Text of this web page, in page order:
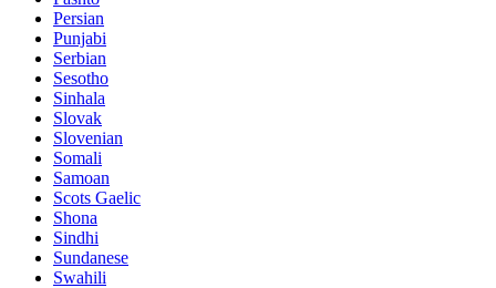
Persian
Punjabi
Serbian
Sesotho
Sinhala
Slovak
Slovenian
Somali
Samoan
Scots Gaelic
Shona
Sindhi
Sundanese
Swahili